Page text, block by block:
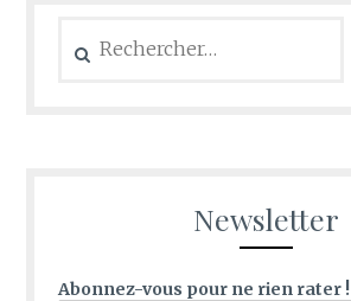
Newsletter
Abonnez-vous pour ne rien rater !